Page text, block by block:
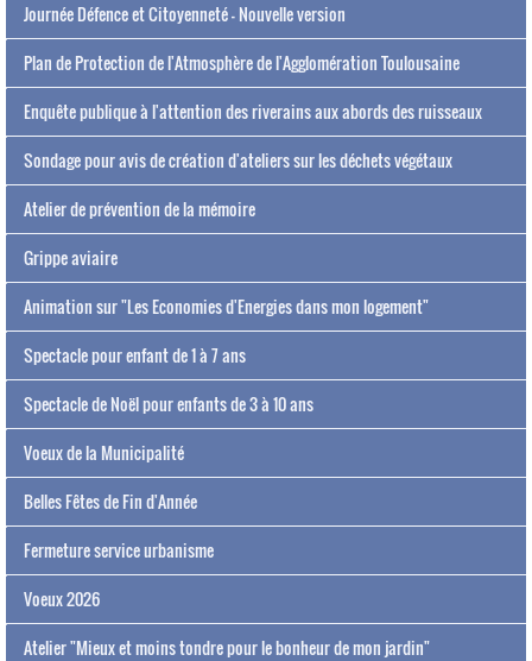
Journée Défence et Citoyenneté - Nouvelle version
Plan de Protection de l'Atmosphère de l'Agglomération Toulousaine
Enquête publique à l'attention des riverains aux abords des ruisseaux
Sondage pour avis de création d'ateliers sur les déchets végétaux
Atelier de prévention de la mémoire
Grippe aviaire
Animation sur "Les Economies d'Energies dans mon logement"
Spectacle pour enfant de 1 à 7 ans
Spectacle de Noël pour enfants de 3 à 10 ans
Voeux de la Municipalité
Belles Fêtes de Fin d'Année
Fermeture service urbanisme
Voeux 2026
Atelier "Mieux et moins tondre pour le bonheur de mon jardin"